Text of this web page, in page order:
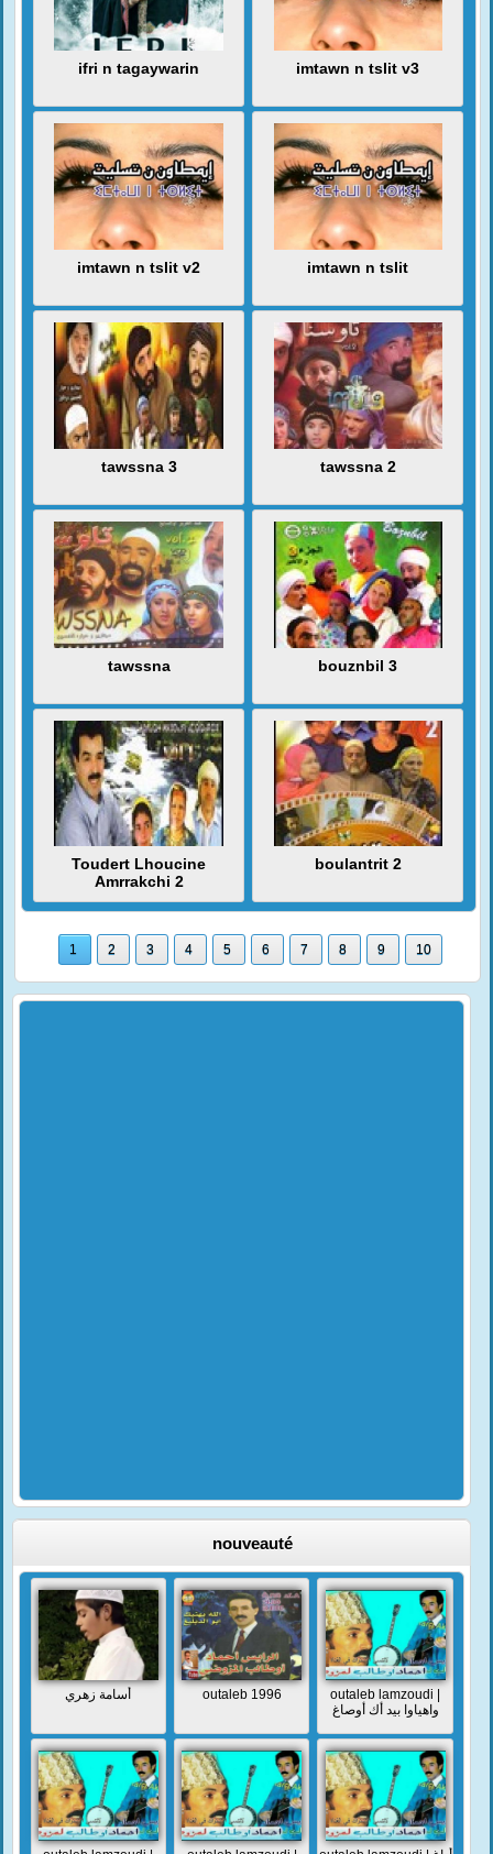
ifri n tagaywarin imtawn n tslit v3
imtawn n tslit v2 imtawn n tslit
tawssna 3 tawssna 2
tawssna bouznbil 3
Toudert Lhoucine
Amrrakchi 2
boulantrit 2
1 2 3 4 5 6 7 8 9 10
nouveauté
أسامة زهري outaleb 1996
outaleb lamzoudi |
واهياوا بيد أك أوصاغ